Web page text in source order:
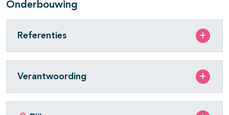
open- en dichtklappen
Onderbouwing
Referenties
Verantwoording